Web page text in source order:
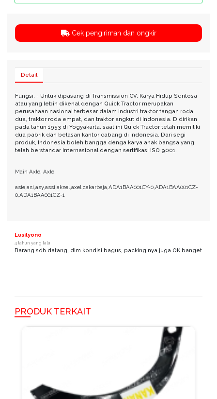
Cek pengiriman dan ongkir
Detail
Fungsi: - Untuk dipasang di Transmission CV. Karya Hidup Sentosa
atau yang lebih dikenal dengan Quick Tractor merupakan
perusahaan nasional terbesar dalam industri traktor tangan roda
dua, traktor roda empat, dan traktor angkut di Indonesia. Didirikan
pada tahun 1953 di Yogyakarta, saat ini Quick Tractor telah memiliki
dua pabrik dan belasan kantor cabang di Indonesia. Dari segi
produk, Indonesia boleh bangga denga karya anak bangsa yang
telah berstandar internasional dengan sertifikasi ISO 9001.
Main Axle, Axle
asie,asi,asy,assi,aksel,axel,cakarbaja,ADA1BAA001CY-0,ADA1BAA001CZ-
0,ADA1BAA001CZ-1
Lusilyono
4 tahun yang lalu
Barang sdh datang, dlm kondisi bagus, packing nya juga OK banget
PRODUK TERKAIT